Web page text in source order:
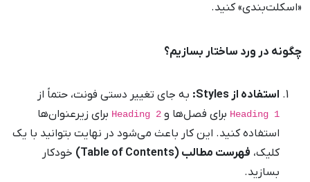
«اسکلت‌بندی» کنید.
چگونه در ورد ساختار بسازیم؟
استفاده از Styles: به جای تغییر دستی فونت، حتماً از
Heading 1 برای فصل‌ها و Heading 2 برای زیرعنوان‌ها
استفاده کنید. این کار باعث می‌شود در نهایت بتوانید با یک
کلیک، فهرست مطالب (Table of Contents)
خودکار
بسازید.